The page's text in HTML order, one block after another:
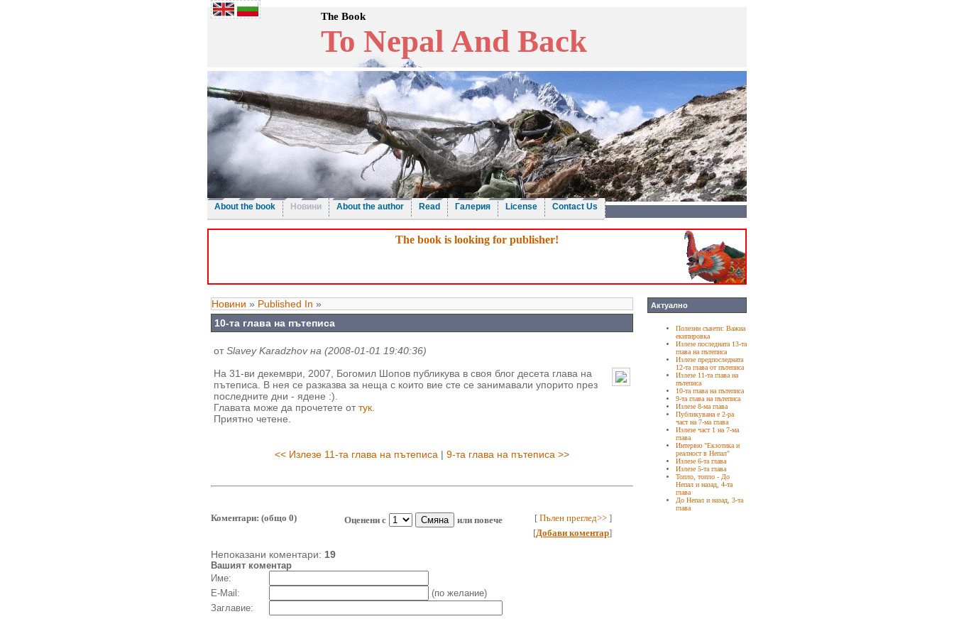
The Book
To Nepal And Back
About the book Новини About the author Read Галерия License Contact Us
The book is looking for publisher!
Актуално
Полезни съвети: Важна
екипировка
Излезе последната 13-та
глава на пътеписа
Излезе предпоследната
12-та глава от пътеписа
Излезе 11-та глава на
пътеписа
10-та глава на пътеписа
9-та глава на пътеписа
Излезе 8-ма глава
Публикувана е 2-ра
част на 7-ма глава
Излезе част 1 на 7-ма
глава
Интервю "Екзотика и
реалност в Непал"
Излезе 6-та глава
Излезе 5-та глава
Топло, топло - До
Непал и назад, 4-та
глава
До Непал и назад, 3-та
глава
Новини » Published In »
10-та глава на пътеписа
отSlavey Karadzhov на (2008-01-01 19:40:36)
На 31-ви декември, 2007, Богомил Шопов публикува в своя блог десета глава на
пътеписа. В нея се разказва за неща с които вие сте се занимавали упорито през
последните дни - ядене :).
Главата може да прочетете оттук
Приятно четене.
<< Излезе 11-та глава на пътеписа | 9-та глава на пътеписа >>
Коментари: (общо 0) Оценени с или повече [ Пълен преглед>> ]
[Добави коментар]
Непоказани коментари: 19
Вашият коментар
Име:
E-Mail:
(по желание)
Заглавие: